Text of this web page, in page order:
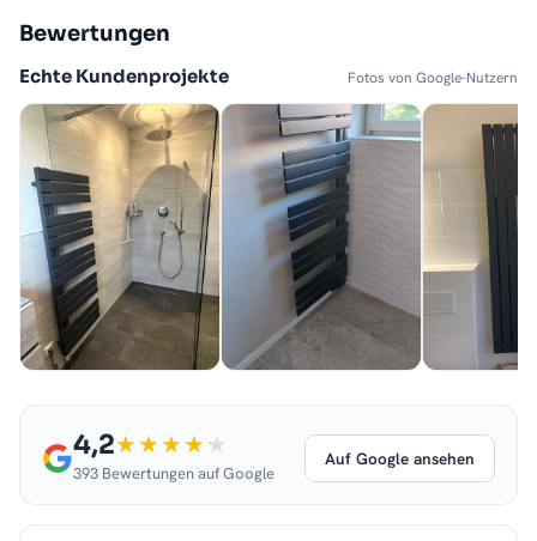
Bewertungen
Echte Kundenprojekte Fotos von Google-Nutzern
4,2
393 Bewertungen auf Google
Auf Google ansehen